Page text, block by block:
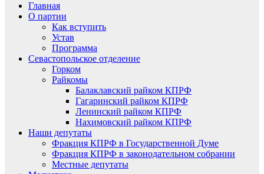
Главная
О партии
Как вступить
Устав
Программа
Севастопольское отделение
Горком
Райкомы
Балаклавский райком КПРФ
Гагаринский райком КПРФ
Ленинский райком КПРФ
Нахимовский райком КПРФ
Наши депутаты
Фракция КПРФ в Государственной Думе
Фракция КПРФ в законодательном собрании
Местные депутаты